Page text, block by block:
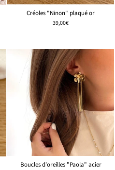
Créoles "Ninon" plaqué or
39,00€
Boucles d'oreilles "Paola" acier